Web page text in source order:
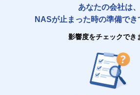
あなたの会社は、
NASが止まった時の準備でき
影響度をチェックでき